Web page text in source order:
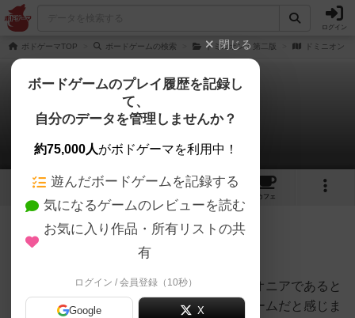
ログイン
ボドゲーマTOP ボードゲームの検索 ドミニオン：第二版 ドミニオン
ドミニオン
Mormerundさんのレビュー
11 15 86
カフェ
544名 2名 0 5年以上前
デッキビルディングというジャンルのパイオニアであると
いうだけあって、とてもよくできているゲームだと感じま
閉じる
ボードゲームのプレイ履歴を記録し
て、
自分のデータを管理しませんか？
約75,000人がボドゲーマを利用中！
遊んだボードゲームを記録する
気になるゲームのレビューを読む
お気に入り作品・所有リストの共
有
ログイン / 会員登録（10秒）
Google X